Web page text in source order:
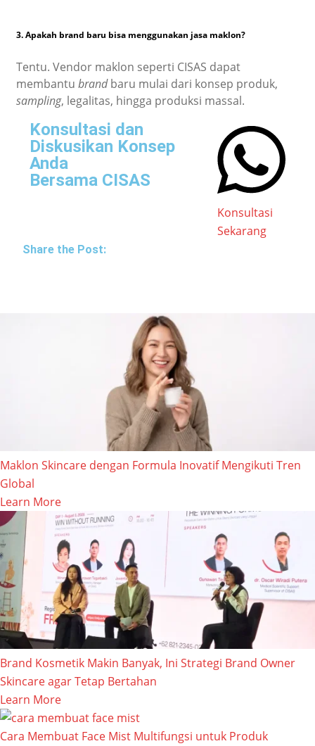
3. Apakah brand baru bisa menggunakan jasa maklon?
Tentu. Vendor maklon seperti CISAS dapat
membantu brandbaru mulai dari konsep produk,
sampling, legalitas, hingga produksi massal.
Konsultasi dan
Diskusikan Konsep
Anda
Bersama CISAS
Konsultasi
Sekarang
Share the Post:
Maklon Skincare dengan Formula Inovatif Mengikuti Tren
Global
Learn More
Brand Kosmetik Makin Banyak, Ini Strategi Brand Owner
Skincare agar Tetap Bertahan
Learn More
Cara Membuat Face Mist Multifungsi untuk Produk